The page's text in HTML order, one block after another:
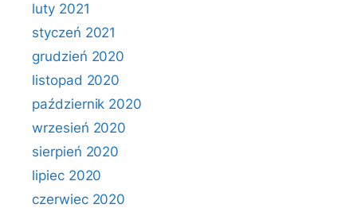
luty 2021
styczeń 2021
grudzień 2020
listopad 2020
październik 2020
wrzesień 2020
sierpień 2020
lipiec 2020
czerwiec 2020